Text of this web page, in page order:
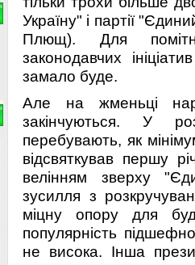
Україну" і партії
Плющ). Для
законодавчих
замало буде.
Але на жменьці
закінчуються. У
перебувають, як
відсвяткував першу
велінням зверху
зусилля з
міцну опору для
популярність
не висока. Інша